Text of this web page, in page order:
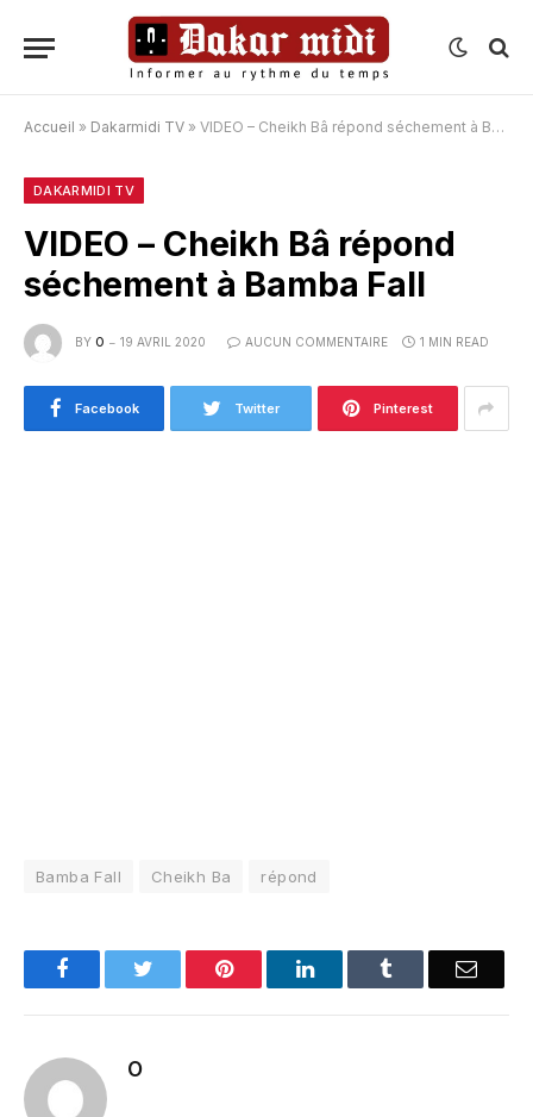
Accueil » Dakarmidi TV » VIDEO – Cheikh Bâ répond séchement à Bamba Fall
DAKARMIDI TV
VIDEO – Cheikh Bâ répond
séchement à Bamba Fall
BY O 19 AVRIL 2020 AUCUN COMMENTAIRE 1 MIN READ
Facebook Twitter Pinterest
Bamba Fall Cheikh Ba répond
FacebookTwitter Pinterest LinkedInTumblr Email
O